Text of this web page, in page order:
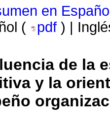
en
( pdf ) |
de la
y la